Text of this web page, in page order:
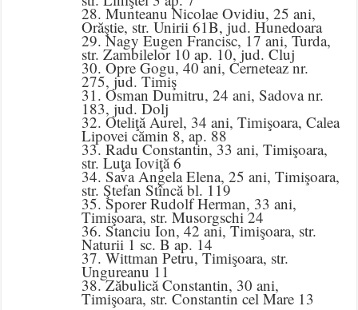
28. Munteanu Nicolae Ovidiu, 25 ani,
Orăştie, str. Unirii 61B, jud. Hunedoara
29. Nagy Eugen Francisc, 17 ani, Turda,
str. Zambilelor 10 ap. 10, jud. Cluj
30. Opre Gogu, 40 ani, Cerneteaz nr.
275, jud. Timiş
31. Osman Dumitru, 24 ani, Sadova nr.
183, jud. Dolj
32. Oteliţă Aurel, 34 ani, Timişoara, Calea
Lipovei cămin 8, ap. 88
33. Radu Constantin, 33 ani, Timişoara,
str. Luţa Ioviţă 6
34. Sava Angela Elena, 25 ani, Timişoara,
str. Ştefan Stîncă bl. 119
35. Sporer Rudolf Herman, 33 ani,
Timişoara, str. Musorgschi 24
36. Stanciu Ion, 42 ani, Timişoara, str.
Naturii 1 sc. B ap. 14
37. Wittman Petru, Timişoara, str.
Ungureanu 11
38. Zăbulică Constantin, 30 ani,
Timişoara, str. Constantin cel Mare 13